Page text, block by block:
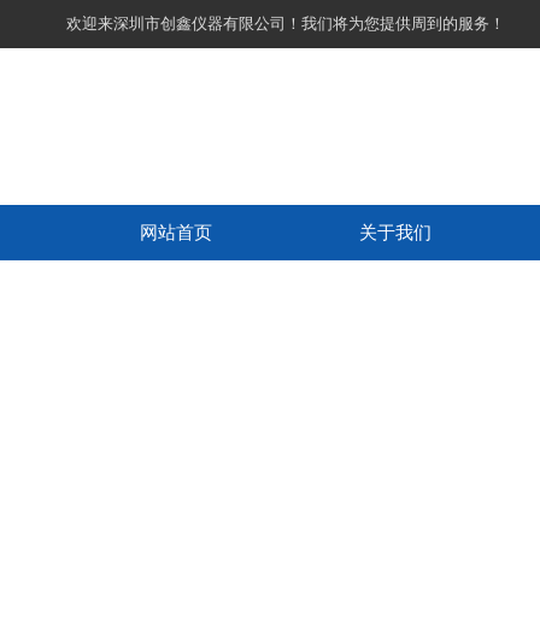
欢迎来深圳市创鑫仪器有限公司！我们将为您提供周到的服务！
网站首页 关于我们